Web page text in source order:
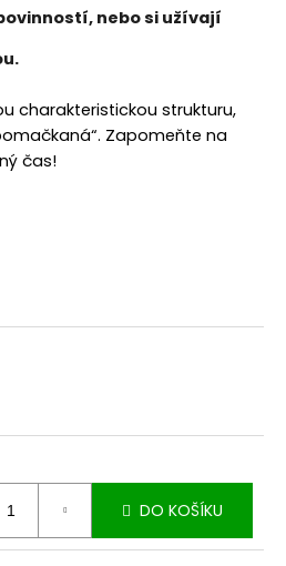
nebo si užívají
charakteristickou strukturu,
Zapomeňte na
čas!
DO KOŠÍKU